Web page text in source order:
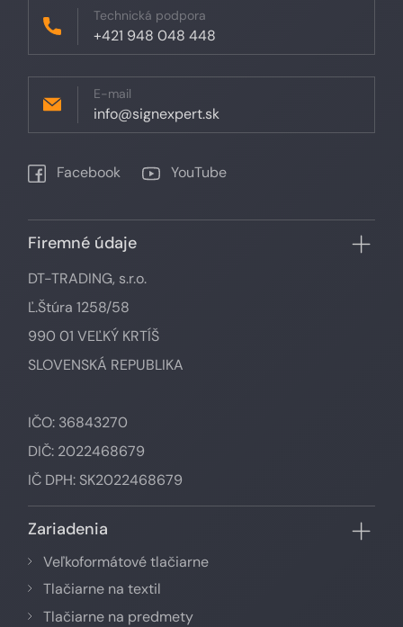
Technická podpora
+421 948 048 448
E-mail
info@signexpert.sk
Facebook YouTube
Firemné údaje
DT-TRADING, s.r.o.
Ľ.Štúra 1258/58
990 01 VEĽKÝ KRTÍŠ
SLOVENSKÁ REPUBLIKA
IČO: 36843270
DIČ: 2022468679
IČ DPH: SK2022468679
Zariadenia
Veľkoformátové tlačiarne
Tlačiarne na textil
Tlačiarne na predmety